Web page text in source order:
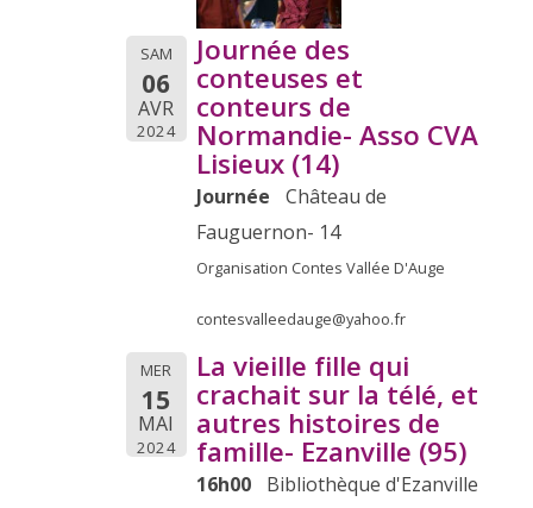
SAM
06
AVR
2024
Journée des
conteuses et
conteurs de
Normandie- Asso CVA
Lisieux (14)
Journée
Château de
Fauguernon- 14
Organisation Contes Vallée D'Auge
contesvalleedauge@yahoo.fr
MER
15
MAI
2024
La vieille fille qui
crachait sur la télé, et
autres histoires de
famille- Ezanville (95)
16h00
Bibliothèque d'Ezanville